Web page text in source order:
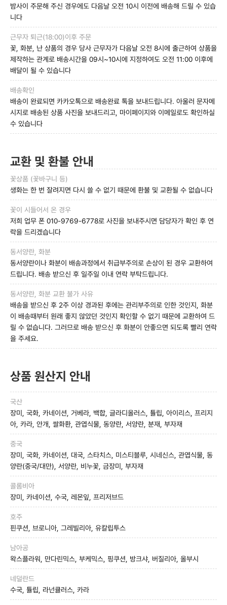
밤사이 주문해 주신 경우에도 다음날 오전 10시 이전에 배송해 드릴 수 있습
니다
근무자 퇴근(18:00)이후 주문
꽃, 화분, 난 상품의 경우 당사 근무자가 다음날 오전 8시에 출근하여 상품을
제작하는 관계로 배송시간을 09시~10시에 지정하여도 오전 11:00 이후에
배달이 될 수 있습니다
배송확인
배송이 완료되면 카카오톡으로 배송완료 톡을 보내드립니다. 아울러 문자메
시지로 배송된 상품 사진을 보내드리고, 마이페이지와 이메일로도 확인하실
수 있습니다
교환 및 환불 안내
꽃상품 (꽃바구니 등)
생화는 한 번 잘려지면 다시 쓸 수 없기 때문에 환불 및 교환될 수 없습니다
꽃이 시들어서 온 경우
저희 업무 폰 010-9769-6778로 사진을 보내주시면 담당자가 확인 후 연
락을 드리겠습니다
동서양란, 화분
동서양란이나 화분이 배송과정에서 취급부주의로 손상이 된 경우 교환하여
드립니다. 배송 받으신 후 일주일 이내 연락 부탁드립니다.
동서양란, 화분 교환 불가 사유
배송을 받으신 후 2주 이상 경과된 후에는 관리부주의로 인한 것인지, 화분
이 배송때부터 원래 좋지 않았던 것인지 확인할 수 없기 때문에 교환하여 드
릴 수 없습니다. 그러므로 배송 받으신 후 화분이 안좋으면 되도록 빨리 연락
을 주세요.
상품 원산지 안내
국산
장미, 국화, 카네이션, 거베라, 백합, 글라디올러스, 튤립, 아이리스, 프리지
아, 카라, 안개, 쌀화환, 관엽식물, 동양란, 서양란, 분재, 부자재
중국
장미, 국화, 카네이션, 대국, 스타치스, 미스티블루, 시네신스, 관엽식물, 동
양란(중국/대만), 서양란, 비누꽃, 금장미, 부자재
콜롬비아
장미, 카네이션, 수국, 레몬잎, 프리저브드
호주
핀쿠션, 브로니아, 그레빌리아, 유칼립투스
남아공
왁스플라워, 만다린믹스, 부케믹스, 핑쿠션, 방크샤, 버질리아, 올부시
네덜란드
수국, 튤립, 라넌큘러스, 카라